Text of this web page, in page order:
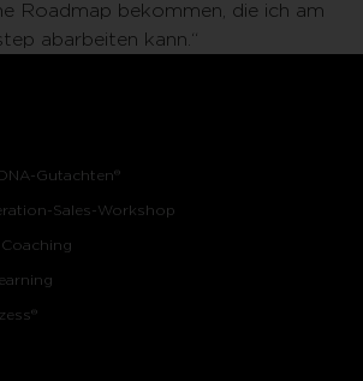
Roadmap bekommen, die ich am
abarbeiten kann.“
Gutachten®
Sales-Workshop